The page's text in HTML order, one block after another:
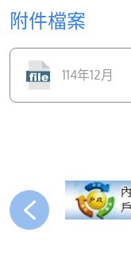
附件檔案
114年12月